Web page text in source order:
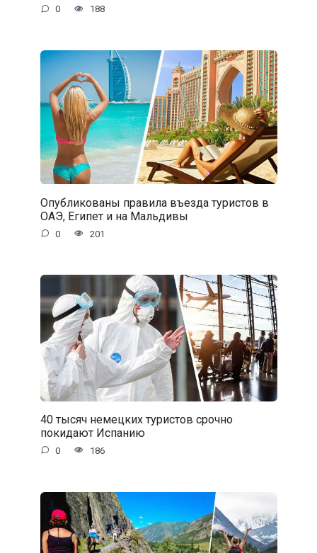
0 188
Опубликованы правила въезда туристов в
ОАЭ, Египет и на Мальдивы
0 201
40 тысяч немецких туристов срочно
покидают Испанию
0 186